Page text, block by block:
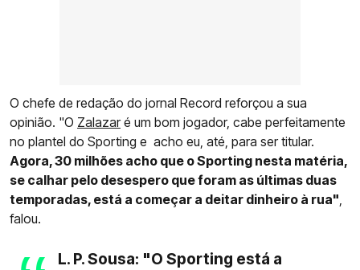
O chefe de redação do jornal Record reforçou a sua
opinião. "O Zalazaré um bom jogador, cabe perfeitamente
no plantel do Sporting e acho eu, até, para ser titular.
Agora, 30 milhões acho que o Sporting nesta matéria,
se calhar pelo desespero que foram as últimas duas
temporadas, está a começar a deitar dinheiro à rua",
falou.
L. P. Sousa: "O Sporting está a